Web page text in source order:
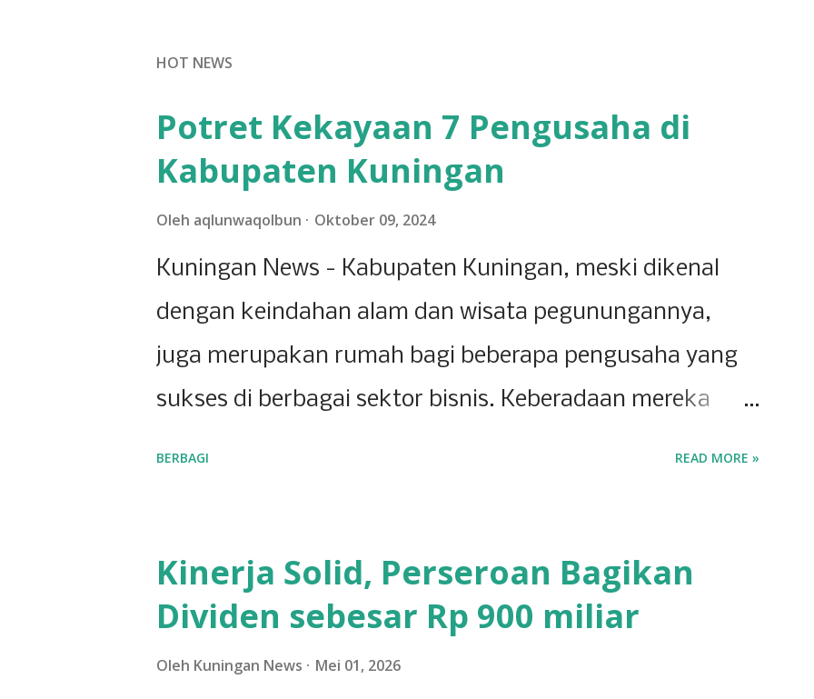
HOT NEWS
Potret Kekayaan 7 Pengusaha di
Kabupaten Kuningan
Oleh aqlunwaqolbun Oktober 09, 2024
Kuningan News - Kabupaten Kuningan, meski dikenal
dengan keindahan alam dan wisata pegunungannya,
juga merupakan rumah bagi beberapa pengusaha yang
sukses di berbagai sektor bisnis. Keberadaan mereka
yang dominan di wilayah ini adalah ritel. Beberapa
toserba besar menjadi andalan masyarakat Kuningan
dalam memenuhi kebutuhan sehari-hari. Para
BERBAGI READ MORE »
Kinerja Solid, Perseroan Bagikan
Dividen sebesar Rp 900 miliar
Oleh Kuningan News Mei 01, 2026